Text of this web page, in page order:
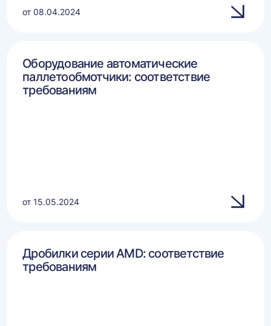
от 08.04.2024
Оборудование автоматические
паллетообмотчики: соответствие
требованиям
от 15.05.2024
Дробилки серии AMD: соответствие
требованиям